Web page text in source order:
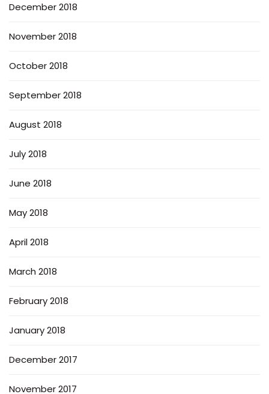
December 2018
November 2018
October 2018
September 2018
August 2018
July 2018
June 2018
May 2018
April 2018
March 2018
February 2018
January 2018
December 2017
November 2017